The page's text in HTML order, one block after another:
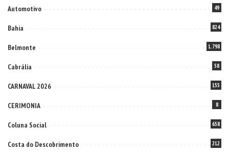
Automotivo 49
Bahia 824
Belmonte 1.798
Cabrália 58
CARNAVAL 2026 155
CERIMONIA 8
Coluna Social 658
Costa do Descobrimento 212